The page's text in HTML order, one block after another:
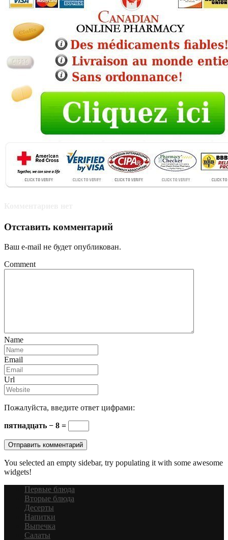
Отставить комментарий
Ваш e-mail не будет опубликован.
Comment
Name
Email
Url
Пожалуйста, введите ответ цифрами:
пятнадцать − 8 =
You selected an empty sidebar, try populating it with some awesome
widgets!
Первые блюда
Вторые блюда
Десерты
Напитки
Выпечка
Салаты